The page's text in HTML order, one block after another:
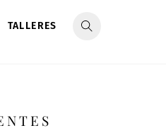
TALLERES